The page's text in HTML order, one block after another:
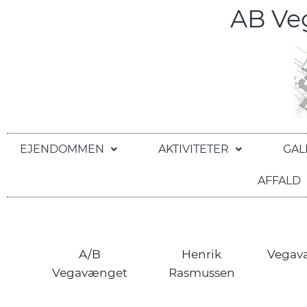
AB
EJENDOMMEN AKTIVITETER
AFFALD
A/B
Vegavænget
Henrik
Rasmussen